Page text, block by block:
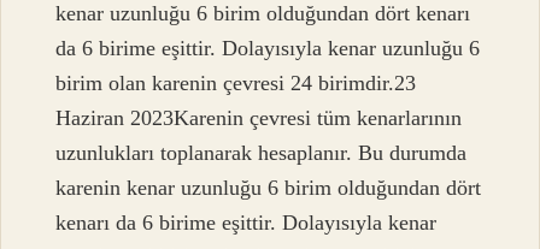
kenar uzunluğu 6 birim olduğundan dört kenarı
da 6 birime eşittir. Dolayısıyla kenar uzunluğu 6
birim olan karenin çevresi 24 birimdir.23
Haziran 2023Karenin çevresi tüm kenarlarının
uzunlukları toplanarak hesaplanır. Bu durumda
karenin kenar uzunluğu 6 birim olduğundan dört
kenarı da 6 birime eşittir. Dolayısıyla kenar